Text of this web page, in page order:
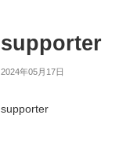
supporter
2024年05月17日
supporter